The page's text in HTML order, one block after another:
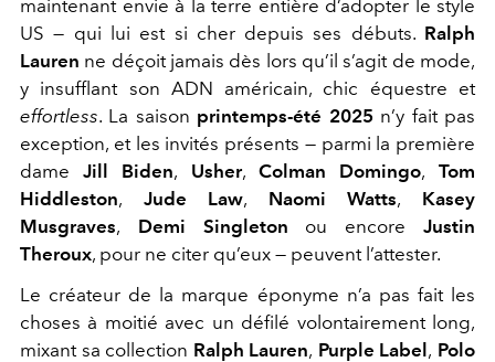
maintenant envie à la terre entière d’adopter le style
US — qui lui est si cher depuis ses débuts. Ralph
Lauren ne déçoit jamais dès lors qu’il s’agit de mode,
y insufflant son ADN américain, chic équestre et
effortless. La saison printemps-été 2025 n’y fait pas
exception, et les invités présents — parmi la première
dame Jill Biden, Usher, Colman Domingo, Tom
Hiddleston, Jude Law, Naomi Watts, Kasey
Musgraves, Demi Singleton ou encoreJustin
Theroux, pour ne citer qu’eux — peuvent l’attester.
Le créateur de la marque éponyme n’a pas fait les
choses à moitié avec un défilé volontairement long,
mixant sa collection Ralph Lauren, Purple Label, Polo